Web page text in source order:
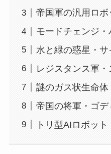
帝国軍の汎用ロボ
モードチェンジ・
水と緑の惑星・サ
レジスタンス軍
謎のガス状生命体
帝国の将軍・ゴデ
トリ型AIロボット